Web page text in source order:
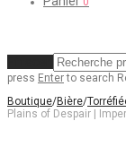
press Enterto search
Boutique/Bière/
Plains of Despair |